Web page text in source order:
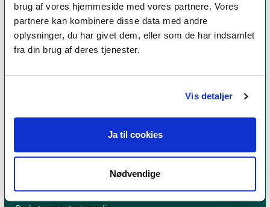
brug af vores hjemmeside med vores partnere. Vores
partnere kan kombinere disse data med andre
oplysninger, du har givet dem, eller som de har indsamlet
fra din brug af deres tjenester.
Vis detaljer
Ja til cookies
Nødvendige
Et medlemskab af Dansk Psykoterapeutforening
er et kvalitetsstempel. Alle vores medlemmer skal
leve op til en række kriterier om uddannelse og
Psykoterapi